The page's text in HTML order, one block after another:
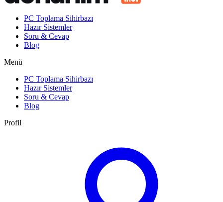
PC Toplama Sihirbazı
Hazır Sistemler
Soru & Cevap
Blog
Menü
PC Toplama Sihirbazı
Hazır Sistemler
Soru & Cevap
Blog
Profil